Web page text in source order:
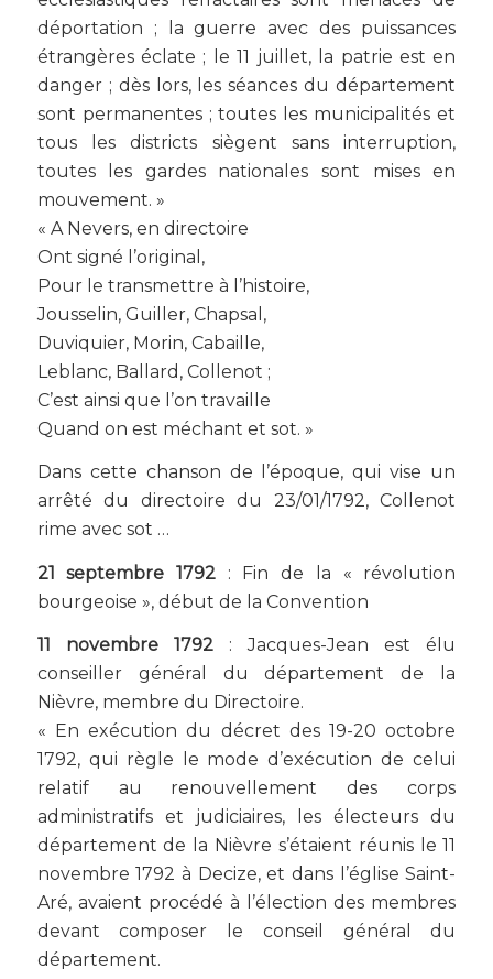
déportation ; la guerre avec des puissances
étrangères éclate ; le 11 juillet, la patrie est en
danger ; dès lors, les séances du département
sont permanentes ; toutes les municipalités et
tous les districts siègent sans interruption,
toutes les gardes nationales sont mises en
mouvement. »
« A Nevers, en directoire
Ont signé l’original,
Pour le transmettre à l’histoire,
Jousselin, Guiller, Chapsal,
Duviquier, Morin, Cabaille,
Leblanc, Ballard, Collenot ;
C’est ainsi que l’on travaille
Quand on est méchant et sot. »
Dans cette chanson de l’époque, qui vise un
arrêté du directoire du 23/01/1792, Collenot
rime avec sot …
21 septembre 1792 : Fin de la « révolution
bourgeoise », début de la Convention
11 novembre 1792: Jacques-Jean est élu
conseiller général du département de la
Nièvre, membre du Directoire.
« En exécution du décret des 19-20 octobre
1792, qui règle le mode d’exécution de celui
relatif au renouvellement des corps
administratifs et judiciaires, les électeurs du
département de la Nièvre s’étaient réunis le 11
novembre 1792 à Decize, et dans l’église Saint-
Aré, avaient procédé à l’élection des membres
devant composer le conseil général du
département.